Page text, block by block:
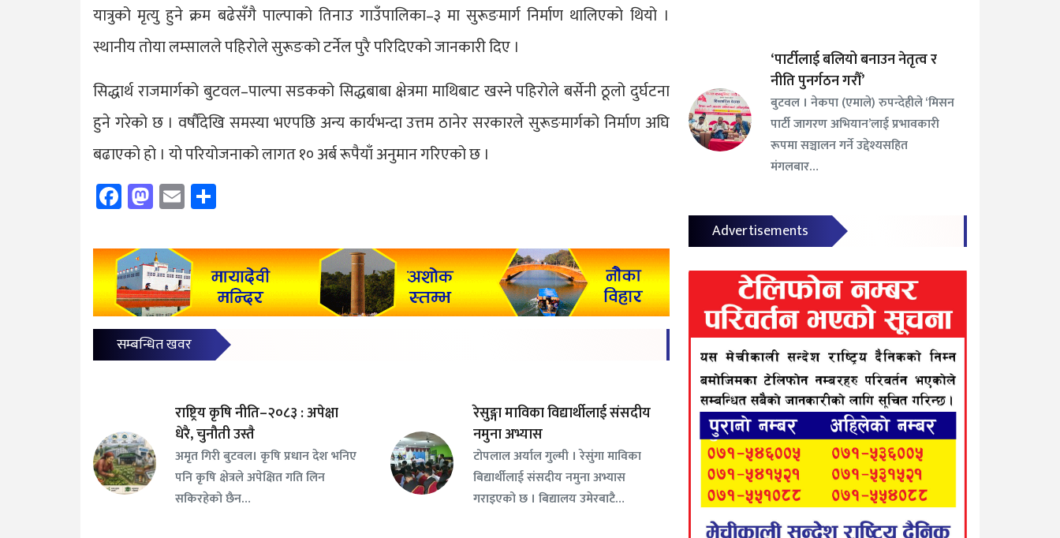
यात्रुको मृत्यु हुने क्रम बढेसँगै पाल्पाको तिनाउ गाउँपालिका–३ मा सुरूङमार्ग निर्माण थालिएको थियो ।
स्थानीय तोया लम्सालले पहिरोले सुरूङको टर्नेल पुरै परिदिएको जानकारी दिए ।
सिद्धार्थ राजमार्गको बुटवल–पाल्पा सडकको सिद्धबाबा क्षेत्रमा माथिबाट खस्ने पहिरोले बर्सेनी ठूलो दुर्घटना
हुने गरेको छ । वर्षौंदेखि समस्या भएपछि अन्य कार्यभन्दा उत्तम ठानेर सरकारले सुरूङमार्गको निर्माण अघि
बढाएको हो । यो परियोजनाको लागत १० अर्ब रूपैयाँ अनुमान गरिएको छ ।
Facebook
Mastodon
Email
सम्बन्धित खवर
राष्ट्रिय कृषि नीति–२०८३ : अपेक्षा
धेरै, चुनौती उस्तै
अमृत गिरी बुटवल। कृषि प्रधान देश भनिए
पनि कृषि क्षेत्रले अपेक्षित गति लिन
सकिरहेको छैन…
रेसुङ्गा माविका विद्यार्थीलाई संसदीय
नमुना अभ्यास
टोपलाल अर्याल गुल्मी । रेसुंगा माविका
बिद्यार्थीलाई संसदीय नमुना अभ्यास
गराइएको छ । बिद्यालय उमेरबाटै…
‘पार्टीलाई बलियो बनाउन नेतृत्व र
नीति पुनर्गठन गरौँ’
बुटवल । नेकपा (एमाले) रुपन्देहीले ‘मिसन
पार्टी जागरण अभियान’लाई प्रभावकारी
रूपमा सञ्चालन गर्ने उद्देश्यसहित
मंगलबार…
Advertisements